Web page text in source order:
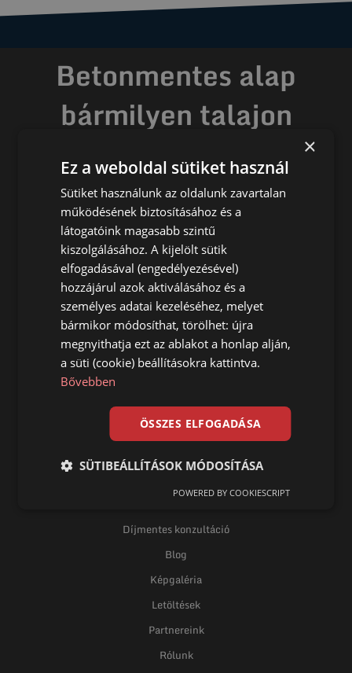
Betonmentes alap
bármilyen talajon
költséghatékonyan, sokoldalúan
Tudja meg most hogyan
Főoldal
Talajcsavar
Referencia
Kapcsolat
Díjmentes konzultáció
Blog
Képgaléria
Letöltések
Partnereink
Rólunk
×
Ez a weboldal sütiket használ
Sütiket használunk az oldalunk zavartalan
működésének biztosításához és a
látogatóink magasabb szintű
kiszolgálásához. A kijelölt sütik
elfogadásával (engedélyezésével)
hozzájárul azok aktiválásához és a
személyes adatai kezeléséhez, melyet
bármikor módosíthat, törölhet: újra
megnyithatja ezt az ablakot a honlap alján,
a süti (cookie) beállításokra kattintva.
Bővebben
ÖSSZES ELFOGADÁSA
SÜTIBEÁLLÍTÁSOK MÓDOSÍTÁSA
POWERED BY COOKIESCRIPT